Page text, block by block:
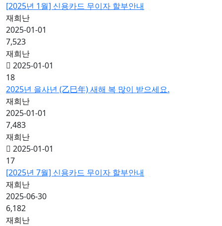
[2025년 1월] 신용카드 무이자 할부안내
재희난
2025-01-01
7,523
재희난
2025-01-01
18
2025년 을사년 (乙巳年) 새해 복 많이 받으세요.
재희난
2025-01-01
7,483
재희난
2025-01-01
17
[2025년 7월] 신용카드 무이자 할부안내
재희난
2025-06-30
6,182
재희난